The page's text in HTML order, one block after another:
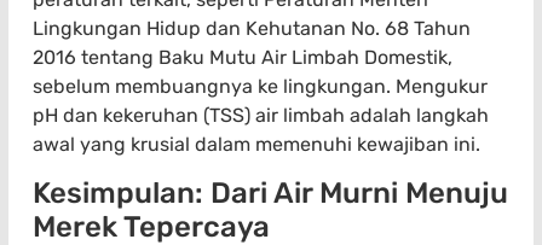
Lingkungan Hidup dan Kehutanan No. 68 Tahun
2016 tentang Baku Mutu Air Limbah Domestik,
sebelum membuangnya ke lingkungan. Mengukur
pH dan kekeruhan (TSS) air limbah adalah langkah
awal yang krusial dalam memenuhi kewajiban ini.
Kesimpulan: Dari Air Murni Menuju
Merek Tepercaya